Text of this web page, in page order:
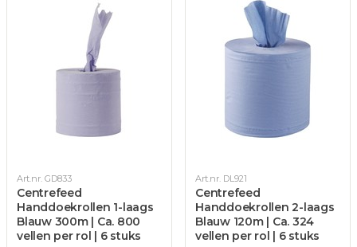
Art.nr. GD833
Centrefeed
Handdoekrollen 1-laags
Blauw 300m | Ca. 800
vellen per rol | 6 stuks
Art.nr. DL921
Centrefeed
Handdoekrollen 2-laags
Blauw 120m | Ca. 324
vellen per rol | 6 stuks